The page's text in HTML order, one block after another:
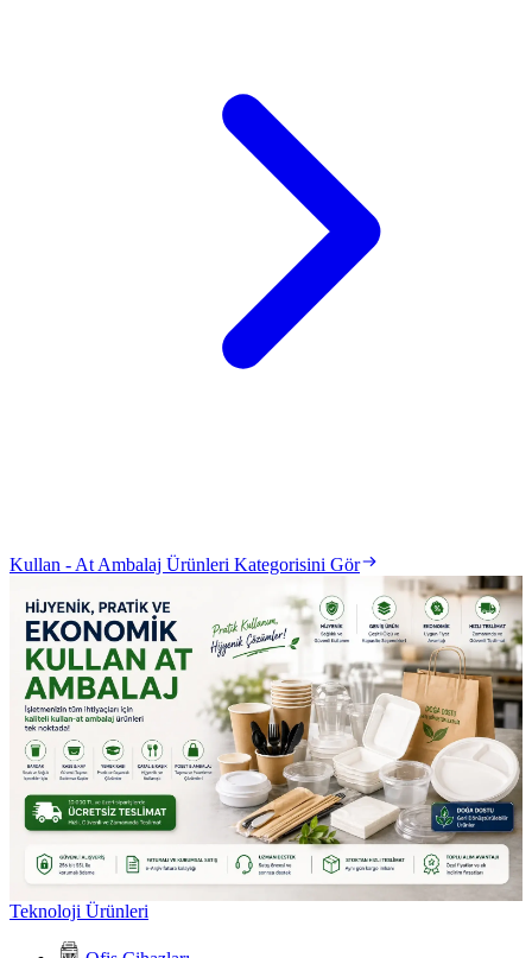
Kullan - At Ambalaj Ürünleri Kategorisini Gör
Teknoloji Ürünleri